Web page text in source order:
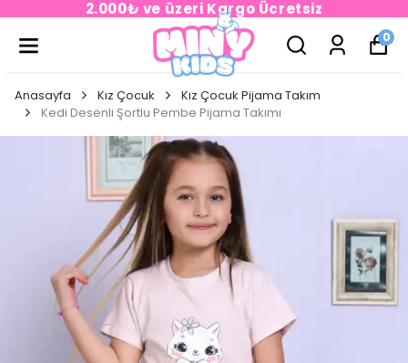
2.000₺ ve üzeri Kargo Ücretsiz
0
Anasayfa Kız Çocuk
Kız Çocuk Pijama Takım
Kedi Desenli Şortlu Pembe Pijama Takımı